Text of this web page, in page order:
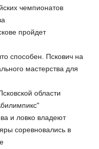
чемпионатов
пройдет
способен. Пскович на
мастерства для
области
и ловко владеют
соревновались в